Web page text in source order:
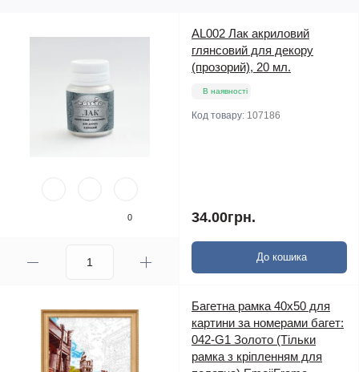
0
AL002 Лак акриловий
глянсовий для декору
(прозорий), 20 мл.
В наявності
Код товару: 107186
34.00грн.
До кошика
Багетна рамка 40х50 для
картини за номерами багет:
042-G1 Золото (Тільки
рамка з кріпленням для